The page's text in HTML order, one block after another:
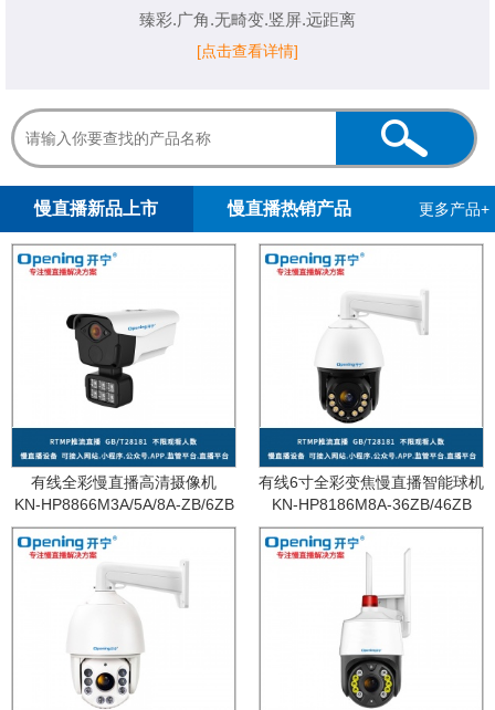
臻彩.广角.无畸变.竖屏.远距离
[点击查看详情]
慢直播新品上市 慢直播热销产品 更多产品+
有线全彩慢直播高清摄像机
KN-HP8866M3A/5A/8A-ZB/6ZB
有线6寸全彩变焦慢直播智能球机
KN-HP8186M8A-36ZB/46ZB